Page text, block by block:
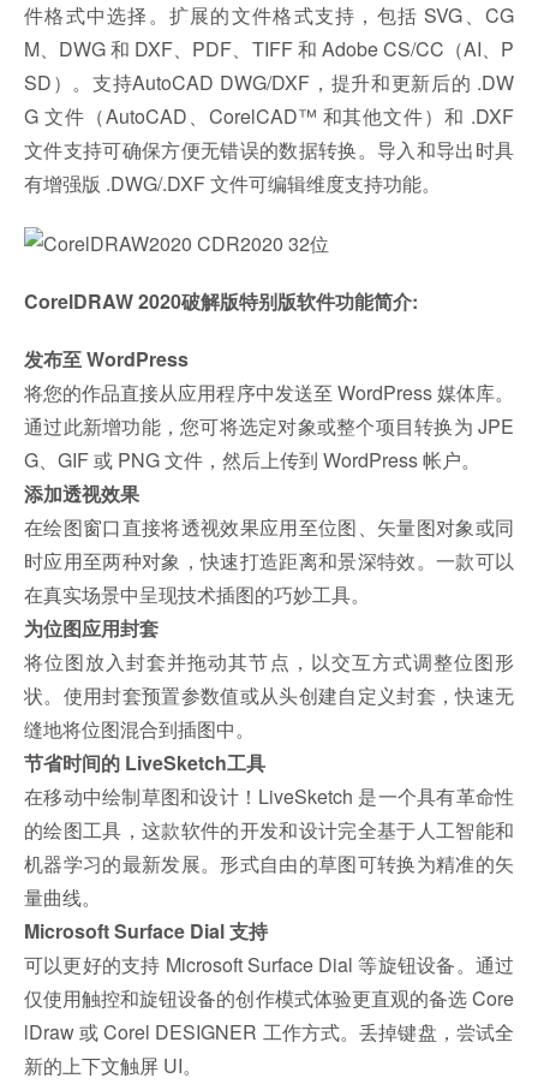
件格式中选择。扩展的文件格式支持，包括 SVG、CG
M、DWG 和 DXF、PDF、TIFF 和 Adobe CS/CC（AI、P
SD）。支持AutoCAD DWG/DXF，提升和更新后的 .DW
G 文件（AutoCAD、CorelCAD™ 和其他文件）和 .DXF
文件支持可确保方便无错误的数据转换。导入和导出时具
有增强版 .DWG/.DXF 文件可编辑维度支持功能。
CorelDRAW 2020破解版特别版软件功能简介:
发布至 WordPress
将您的作品直接从应用程序中发送至 WordPress 媒体库。
通过此新增功能，您可将选定对象或整个项目转换为 JPE
G、GIF 或 PNG 文件，然后上传到 WordPress 帐户。
添加透视效果
在绘图窗口直接将透视效果应用至位图、矢量图对象或同
时应用至两种对象，快速打造距离和景深特效。一款可以
在真实场景中呈现技术插图的巧妙工具。
为位图应用封套
将位图放入封套并拖动其节点，以交互方式调整位图形
状。使用封套预置参数值或从头创建自定义封套，快速无
缝地将位图混合到插图中。
节省时间的 LiveSketch工具
在移动中绘制草图和设计！LiveSketch 是一个具有革命性
的绘图工具，这款软件的开发和设计完全基于人工智能和
机器学习的最新发展。形式自由的草图可转换为精准的矢
量曲线。
Microsoft Surface Dial 支持
可以更好的支持 Microsoft Surface Dial 等旋钮设备。通过
仅使用触控和旋钮设备的创作模式体验更直观的备选 Core
lDraw 或 Corel DESIGNER 工作方式。丢掉键盘，尝试全
新的上下文触屏 UI。